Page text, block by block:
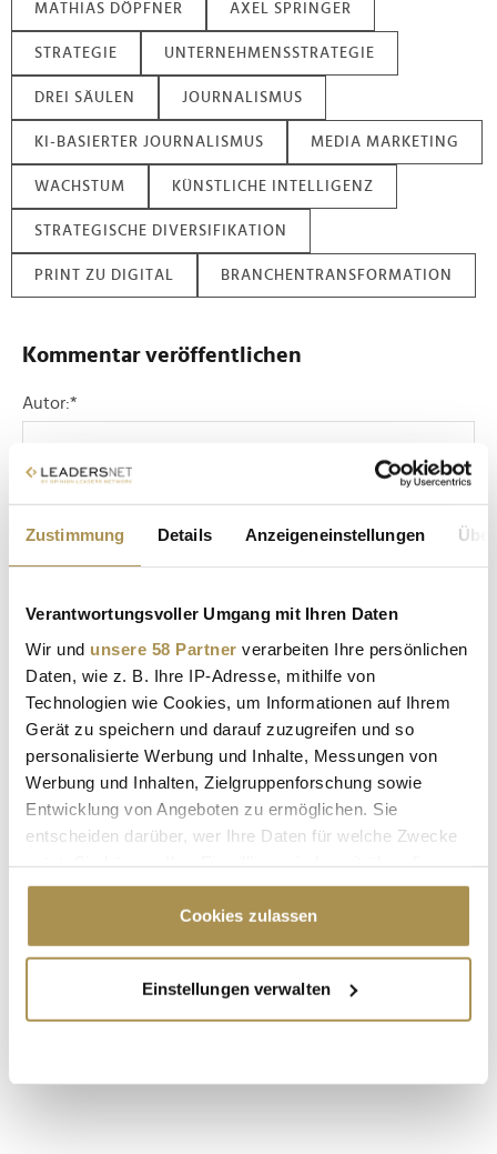
Zustimmung Details Anzeigeneinstellungen
Verantwortungsvoller Umgang mit Ihren Daten
Wir und unsere 58 Partner verarbeiten Ihre persönlichen
Daten, wie z. B. Ihre IP-Adresse, mithilfe von
Technologien wie Cookies, um Informationen auf Ihrem
Gerät zu speichern und darauf zuzugreifen und so
personalisierte Werbung und Inhalte, Messungen von
Werbung und Inhalten, Zielgruppenforschung sowie
Entwicklung von Angeboten zu ermöglichen. Sie
entscheiden darüber, wer Ihre Daten für welche Zwecke
Cookie-Erklärung oder durch Klicken auf das Privacy
Trigger Symbol ändern oder widerrufen
Informationen über Ihre geografische Lage
erfassen, welche bis auf einige Meter genau sein
Cookies zulassen
Einstellungen verwalten
MATHIAS DÖPFNER AXEL SPRINGER
STRATEGIE UNTERNEHMENSSTRATEGIE
DREI SÄULEN JOURNALISMUS
KI-BASIERTER JOURNALISMUS MEDIA MARKETING
WACHSTUM KÜNSTLICHE INTELLIGENZ
STRATEGISCHE DIVERSIFIKATION
PRINT ZU DIGITAL BRANCHENTRANSFORMATION
Kommentar veröffentlichen
Autor:*
Sicherheitscode bestätigen:*
LEADERSNET.TV